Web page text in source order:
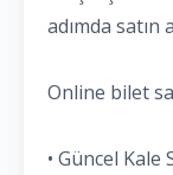
adımda satın
Online bilet
• Güncel